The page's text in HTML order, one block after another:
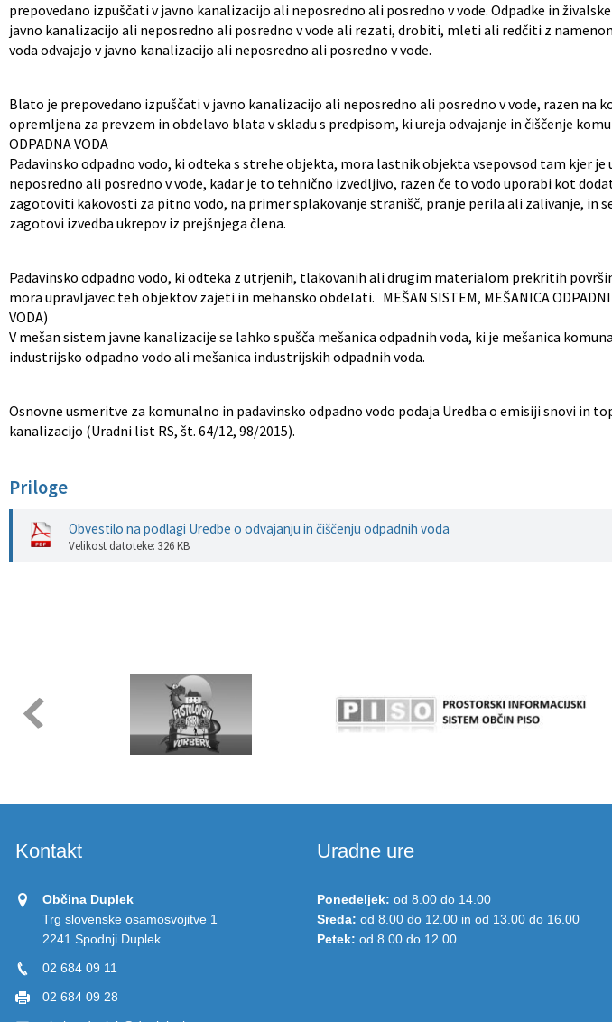
prepovedano izpuščati v javno kanalizacijo ali neposredno ali posredno v vode. Odpadke in
javno kanalizacijo ali neposredno ali posredno v vode ali rezati, drobiti, mleti ali redčiti z
voda odvajajo v javno kanalizacijo ali neposredno ali posredno v vode.
Blato je prepovedano izpuščati v javno kanalizacijo ali neposredno ali posredno v vode, razen na
opremljena za prevzem in obdelavo blata v skladu s predpisom, ki ureja odvajanje in čiščenje
ODPADNA VODA
Padavinsko odpadno vodo, ki odteka s strehe objekta, mora lastnik objekta vsepovsod tam kjer
neposredno ali posredno v vode, kadar je to tehnično izvedljivo, razen če to vodo uporabi kot
zagotoviti kakovosti za pitno vodo, na primer splakovanje stranišč, pranje perila ali zalivanje, in
zagotovi izvedba ukrepov iz prejšnjega člena.
Padavinsko odpadno vodo, ki odteka z utrjenih, tlakovanih ali drugim materialom prekritih
mora upravljavec teh objektov zajeti in mehansko obdelati. MEŠAN SISTEM, MEŠANICA
VODA)
V mešan sistem javne kanalizacije se lahko spušča mešanica odpadnih voda, ki je mešanica
industrijsko odpadno vodo ali mešanica industrijskih odpadnih voda.
Osnovne usmeritve za komunalno in padavinsko odpadno vodo podaja Uredba o emisiji snovi in
kanalizacijo (Uradni list RS, št. 64/12, 98/2015).
Priloge
Obvestilo na podlagi Uredbe o odvajanju in čiščenju odpadnih voda
Velikost datoteke: 326 KB
Kontakt
Občina Duplek
Trg slovenske osamosvojitve 1
2241 Spodnji Duplek
02 684 09 11
02 684 09 28
Uradne ure
Ponedeljek: od 8.00 do 14.00
Sreda: od 8.00 do 12.00 in od 13.00 do 16.00
Petek: od 8.00 do 12.00